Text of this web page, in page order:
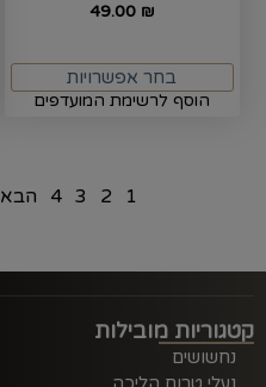
49.00 ₪
בחר אפשרויות
הוסף לרשימת המועדפים
1
2
3
4 הבא
קטגוריות מובילות
נחשושים